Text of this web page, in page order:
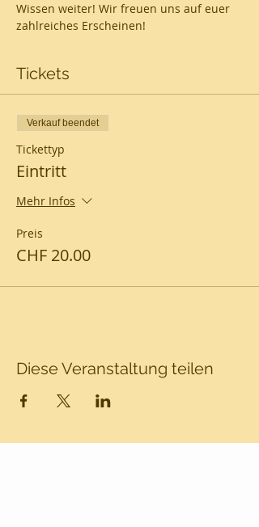
Wissen weiter! Wir freuen uns auf euer
zahlreiches Erscheinen!
Tickets
Verkauf beendet
Tickettyp
Eintritt
Mehr Infos
Preis
CHF 20.00
Diese Veranstaltung teilen